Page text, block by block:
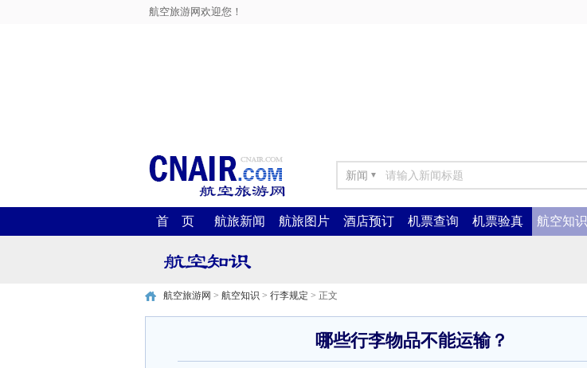
航空旅游网欢迎您！
新闻 ▼
首 页 航旅新闻 航旅图片 酒店预订 机票查询 机票验真 航空知识
航空旅游网 > 航空知识 > 行李规定 > 正文
哪些行李物品不能运输？